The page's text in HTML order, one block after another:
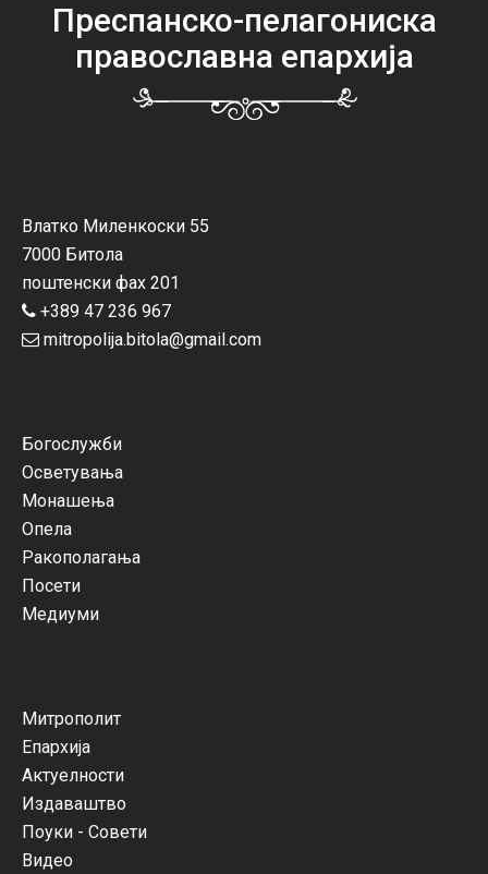
Преспанско-пелагониска
православна епархија
Влатко Миленкоски 55
7000 Битола
поштенски фах 201
+389 47 236 967
mitropolija.bitola@gmail.com
Богослужби
Осветувања
Монашења
Опела
Ракополагања
Посети
Медиуми
Митрополит
Епархија
Актуелности
Издаваштво
Поуки - Совети
Видео